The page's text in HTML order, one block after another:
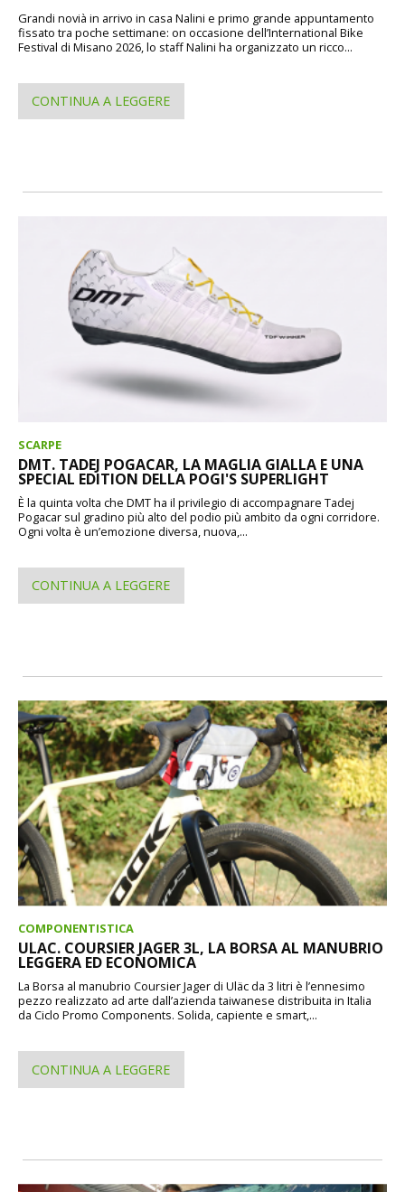
Grandi novià in arrivo in casa Nalini e primo grande appuntamento
fissato tra poche settimane: on occasione dell’International Bike
Festival di Misano 2026, lo staff Nalini ha organizzato un ricco...
CONTINUA A LEGGERE
SCARPE
DMT. TADEJ POGACAR, LA MAGLIA GIALLA E UNA
SPECIAL EDITION DELLA POGI'S SUPERLIGHT
È la quinta volta che DMT ha il privilegio di accompagnare Tadej
Pogacar sul gradino più alto del podio più ambito da ogni corridore.
Ogni volta è un’emozione diversa, nuova,...
CONTINUA A LEGGERE
COMPONENTISTICA
ULAC. COURSIER JAGER 3L, LA BORSA AL MANUBRIO
LEGGERA ED ECONOMICA
La Borsa al manubrio Coursier Jager di Uläc da 3 litri è l’ennesimo
pezzo realizzato ad arte dall’azienda taiwanese distribuita in Italia
da Ciclo Promo Components. Solida, capiente e smart,...
CONTINUA A LEGGERE